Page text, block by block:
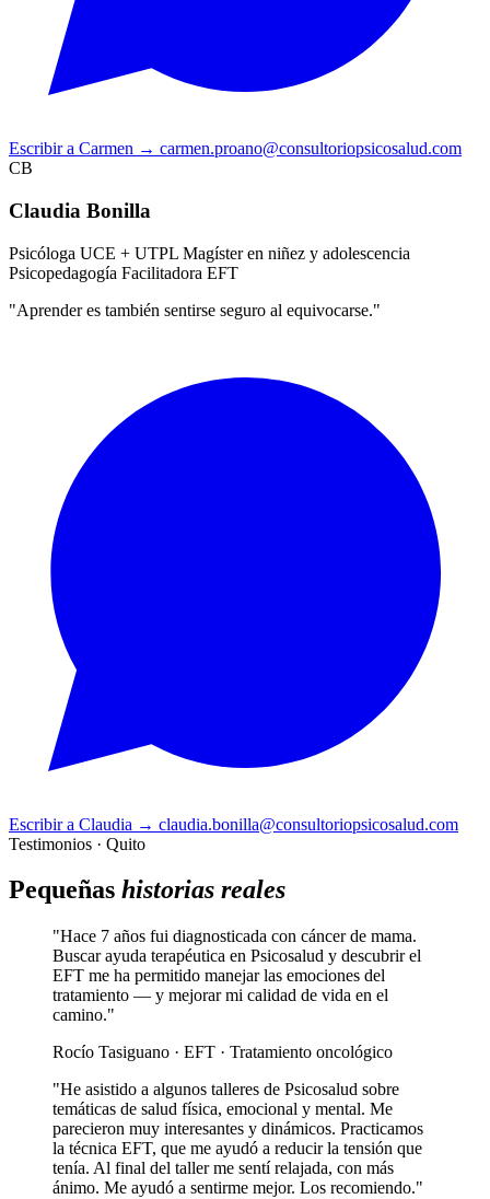
Escribir a Carmen → carmen.proano@consultoriopsicosalud.com
CB
Claudia Bonilla
Psicóloga UCE + UTPL Magíster en niñez y adolescencia
Psicopedagogía Facilitadora EFT
"Aprender es también sentirse seguro al equivocarse."
Escribir a Claudia → claudia.bonilla@consultoriopsicosalud.com
Testimonios · Quito
Pequeñas historias reales
"Hace 7 años fui diagnosticada con cáncer de mama.
Buscar ayuda terapéutica en Psicosalud y descubrir el
EFT me ha permitido manejar las emociones del
tratamiento — y mejorar mi calidad de vida en el
camino."
Rocío Tasiguano · EFT · Tratamiento oncológico
"He asistido a algunos talleres de Psicosalud sobre
temáticas de salud física, emocional y mental. Me
parecieron muy interesantes y dinámicos. Practicamos
la técnica EFT, que me ayudó a reducir la tensión que
tenía. Al final del taller me sentí relajada, con más
ánimo. Me ayudó a sentirme mejor. Los recomiendo."